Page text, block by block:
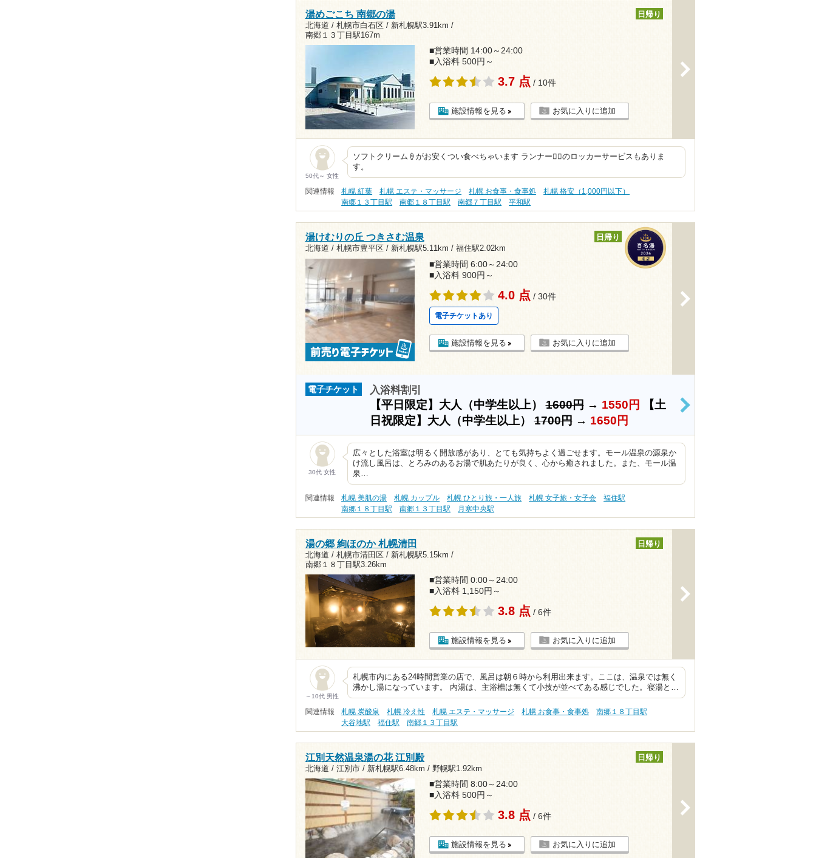
湯めごこち 南郷の湯
北海道 / 札幌市白石区 / 新札幌駅3.91km /
南郷１３丁目駅167m
日帰り
■営業時間 14:00～24:00
■入浴料 500円～
3.7 点 / 10件
施設情報を見る お気に入りに追加
50代～ 女性
ソフトクリーム🍦がお安くつい食べちゃいます ランナー🏃‍♀️のロッカーサービスもありま
す。
関連情報 札幌 紅葉 札幌 エステ・マッサージ 札幌 お食事・食事処
札幌 格安（1,000円以下）
南郷１３丁目駅
南郷１８丁目駅 南郷７丁目駅 平和駅
湯けむりの丘 つきさむ温泉
北海道 / 札幌市豊平区 / 新札幌駅5.11km / 福住駅2.02km
日帰り
■営業時間 6:00～24:00
■入浴料 900円～
4.0 点 / 30件
電子チケットあり
施設情報を見る お気に入りに追加
電子チケット 入浴料割引
【平日限定】大人（中学生以上）1600円→ 1550円
【土
日祝限定】大人（中学生以上）1700円→ 1650円
>
30代 女性
広々とした浴室は明るく開放感があり、とても気持ちよく過ごせます。モール温泉の源泉か
け流し風呂は、とろみのあるお湯で肌あたりが良く、心から癒されました。また、モール温
泉…
関連情報 札幌 美肌の湯 札幌 カップル 札幌 ひとり旅・一人旅 札幌 女子旅・女子会
福住駅
南郷１８丁目駅
南郷１３丁目駅 月寒中央駅
湯の郷 絢ほのか 札幌清田
北海道 / 札幌市清田区 / 新札幌駅5.15km /
南郷１８丁目駅3.26km
日帰り
■営業時間 0:00～24:00
■入浴料 1,150円～
3.8 点 / 6件
施設情報を見る お気に入りに追加
～10代 男性
札幌市内にある24時間営業の店で、風呂は朝６時から利用出来ます。ここは、温泉では無く
沸かし湯になっています。 内湯は、主浴槽は無くて小技が並べてある感じでした。寝湯と…
関連情報 札幌 炭酸泉 札幌 冷え性 札幌 エステ・マッサージ 札幌 お食事・食事処
南郷１８丁目駅
大谷地駅
福住駅 南郷１３丁目駅
江別天然温泉湯の花 江別殿
北海道 / 江別市 / 新札幌駅6.48km / 野幌駅1.92km
日帰り
■営業時間 8:00～24:00
■入浴料 500円～
3.8 点 / 6件
施設情報を見る お気に入りに追加